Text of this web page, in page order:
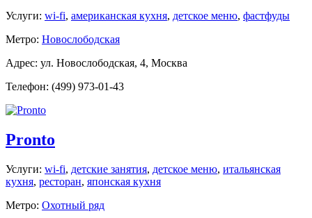
Услуги: wi-fi, американская кухня, детское меню, фастфуды
Метро: Новослободская
Адрес: ул. Новослободская, 4, Москва
Телефон: (499) 973-01-43
Pronto
Услуги: wi-fi, детские занятия, детское меню, итальянская
кухня, ресторан, японская кухня
Метро: Охотный ряд